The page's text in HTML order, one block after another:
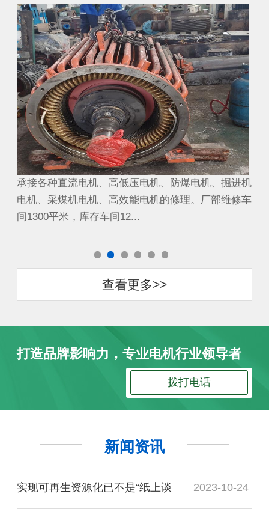
煤矿截割电机
承接各种直流电机、高低压电机、防爆电机、掘进机
电机、采煤机电机、高效能电机的修理。厂部维修车
间1300平米，库存车间12...
查看更多>>
打造品牌影响力，专业电机行业领导者
拨打电话
新闻资讯
实现可再生资源化已不是“纸上谈 2023-10-24